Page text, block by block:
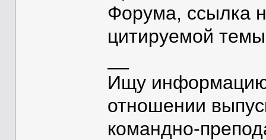
Форума, ссылка
цитируемой
Ищу информацию
отношении
командно-